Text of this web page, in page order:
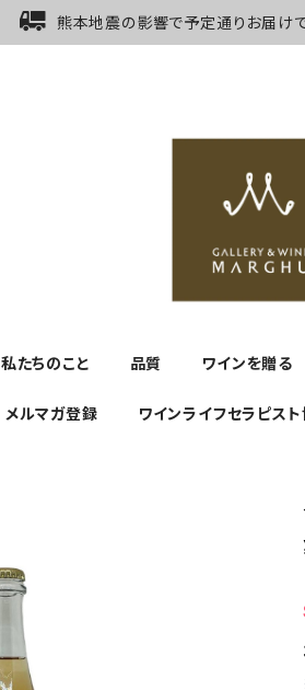
熊本地震の影響で予定通りお届け
私たちのこと 品質 ワインを贈る
メルマガ登録 ワインライフセラピス